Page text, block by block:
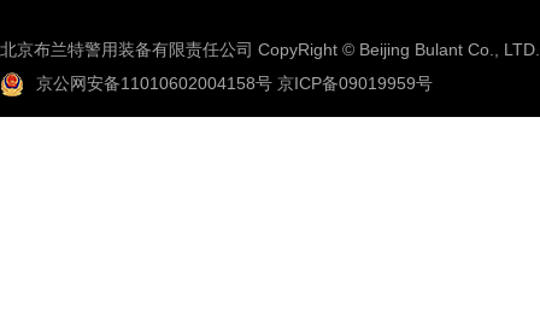
北京布兰特警用装备有限责任公司 CopyRight © Beijing Bulant Co., LTD.
京公网安备11010602004158号 京ICP备09019959号